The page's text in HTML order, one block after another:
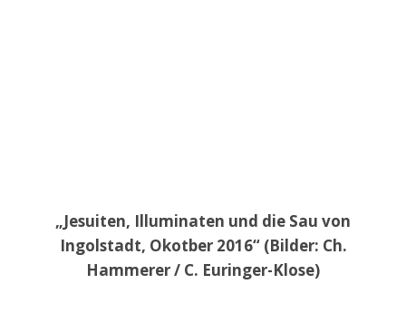
„Jesuiten, Illuminaten und die Sau von
Ingolstadt, Okotber 2016“ (Bilder: Ch.
Hammerer / C. Euringer-Klose)